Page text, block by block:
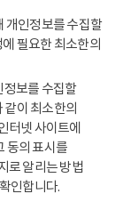
개인정보를 수집할
필요한 최소한의
보를 수집할
같이 최소한의
터넷 사이트에
동의 표시를
로 알리는 방법
인합니다.